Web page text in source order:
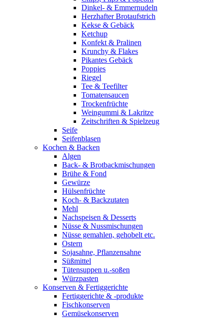
Dinkel- & Emmernudeln
Herzhafter Brotaufstrich
Kekse & Gebäck
Ketchup
Konfekt & Pralinen
Krunchy & Flakes
Pikantes Gebäck
Poppies
Riegel
Tee & Teefilter
Tomatensaucen
Trockenfrüchte
Weingummi & Lakritze
Zeitschriften & Spielzeug
Seife
Seifenblasen
Kochen & Backen
Algen
Back- & Brotbackmischungen
Brühe & Fond
Gewürze
Hülsenfrüchte
Koch- & Backzutaten
Mehl
Nachspeisen & Desserts
Nüsse & Nussmischungen
Nüsse gemahlen, gehobelt etc.
Ostern
Sojasahne, Pflanzensahne
Süßmittel
Tütensuppen u.-soßen
Würzpasten
Konserven & Fertiggerichte
Fertiggerichte & -produkte
Fischkonserven
Gemüsekonserven